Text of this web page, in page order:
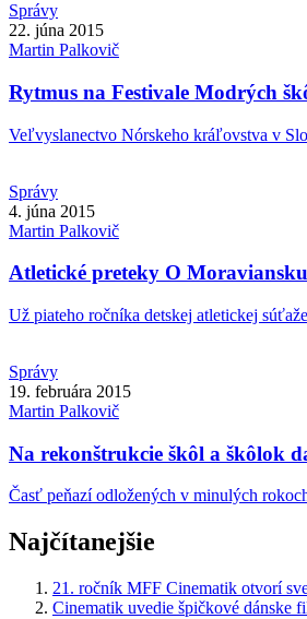
Správy
22. júna 2015
Martin Palkovič
Rytmus na Festivale Modrých
Veľvyslanectvo Nórskeho kráľovstva v
Správy
4. júna 2015
Martin Palkovič
Atletické preteky O
Už piateho ročníka detskej atletickej
Správy
19. februára 2015
Martin Palkovič
Na rekonštrukcie škôl a škôlok
Časť peňazí odložených v minulých
Najčítanejšie
21. ročník MFF Cinematik otvorí
Cinematik uvedie špičkové dánske